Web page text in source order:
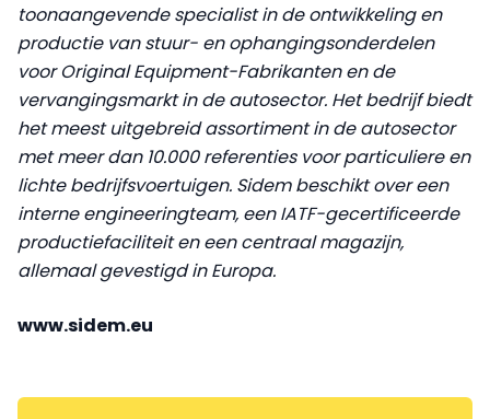
toonaangevende specialist in de ontwikkeling en
productie van stuur- en ophangingsonderdelen
voor Original Equipment-Fabrikanten en de
vervangingsmarkt in de autosector. Het bedrijf biedt
het meest uitgebreid assortiment in de autosector
met meer dan 10.000 referenties voor particuliere en
lichte bedrijfsvoertuigen. Sidem beschikt over een
interne engineeringteam, een IATF-gecertificeerde
productiefaciliteit en een centraal magazijn,
allemaal gevestigd in Europa.
www.sidem.eu